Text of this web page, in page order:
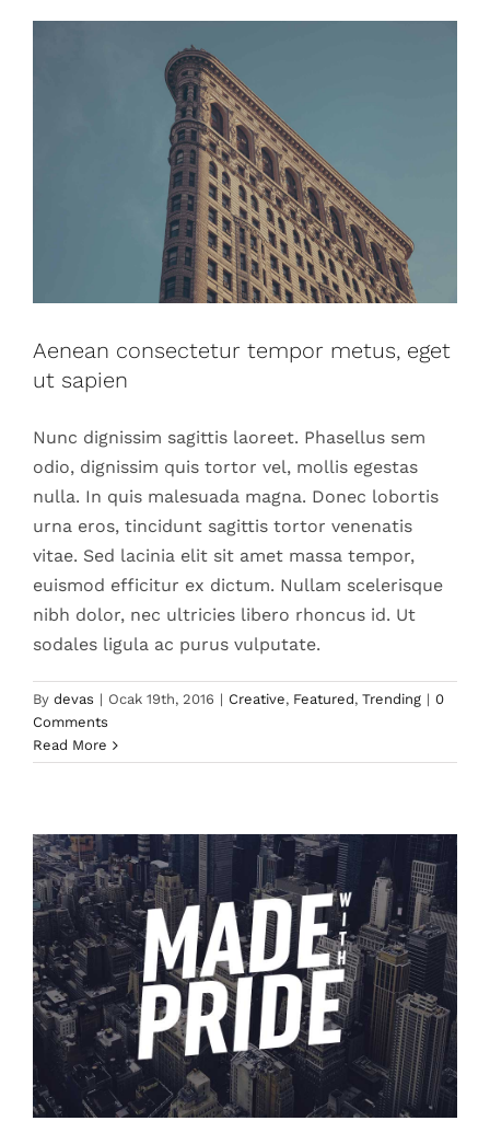
Aenean consectetur tempor metus, eget
ut sapien
Nunc dignissim sagittis laoreet. Phasellus sem
odio, dignissim quis tortor vel, mollis egestas
nulla. In quis malesuada magna. Donec lobortis
urna eros, tincidunt sagittis tortor venenatis
vitae. Sed lacinia elit sit amet massa tempor,
euismod efficitur ex dictum. Nullam scelerisque
nibh dolor, nec ultricies libero rhoncus id. Ut
sodales ligula ac purus vulputate.
By devas | Ocak 19th, 2016 | Creative, Featured, Trending | 0
Comments
Read More
Integer non ligula libero